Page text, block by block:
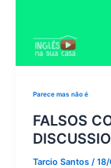
Parece mas não é
FALSOS
Tarcio Santos /